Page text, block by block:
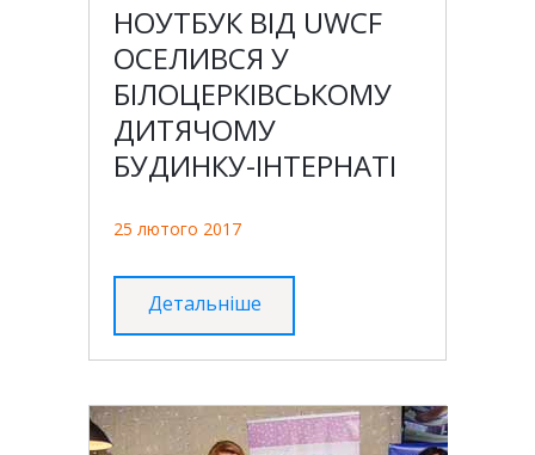
НОУТБУК ВІД UWCF
ОСЕЛИВСЯ У
БІЛОЦЕРКІВСЬКОМУ
ДИТЯЧОМУ
БУДИНКУ-ІНТЕРНАТІ
25 лютого 2017
Детальніше